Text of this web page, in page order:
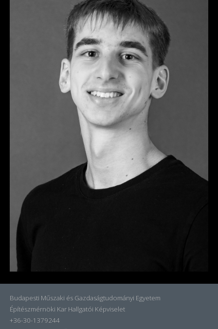
Budapesti Műszaki és Gazdaságtudományi Egyetem
Építészmérnöki Kar Hallgatói Képviselet
+36-30-1379244